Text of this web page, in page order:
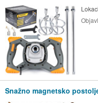
Snažno magnetsko